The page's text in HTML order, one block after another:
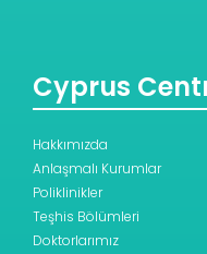
Cyprus
Hakkımızda
Anlaşmalı Kurumlar
Poliklinikler
Teşhis Bölümleri
Doktorlarımız